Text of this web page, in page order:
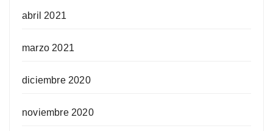
abril 2021
marzo 2021
diciembre 2020
noviembre 2020